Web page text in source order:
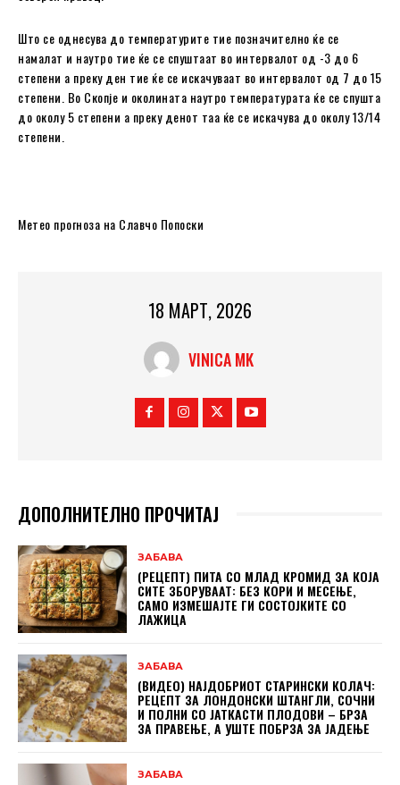
Што се однесува до температурите тие позначително ќе се
намалат и наутро тие ќе се спуштаат во интервалот од -3 до 6
степени а преку ден тие ќе се искачуваат во интервалот од 7 до 15
степени. Во Скопје и околината наутро температурата ќе се спушта
до околу 5 степени а преку денот таа ќе се искачува до околу 13/14
степени.
Метео прогноза на Славчо Попоски
18 МАРТ, 2026
VINICA MK
ДОПОЛНИТЕЛНО ПРОЧИТАЈ
ЗАБАВА
(РЕЦЕПТ) ПИТА СО МЛАД КРОМИД ЗА КОЈА
СИТЕ ЗБОРУВААТ: БЕЗ КОРИ И МЕСЕЊЕ,
САМО ИЗМЕШАЈТЕ ГИ СОСТОЈКИТЕ СО
ЛАЖИЦА
ЗАБАВА
(ВИДЕО) НАЈДОБРИОТ СТАРИНСКИ КОЛАЧ:
РЕЦЕПТ ЗА ЛОНДОНСКИ ШТАНГЛИ, СОЧНИ
И ПОЛНИ СО ЈАТКАСТИ ПЛОДОВИ – БРЗА
ЗА ПРАВЕЊЕ, А УШТЕ ПОБРЗА ЗА ЈАДЕЊЕ
ЗАБАВА